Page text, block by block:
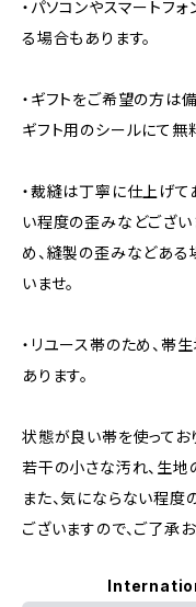
・パソコンやスマートフ
る場合もあります。
・ギフトをご希望の方は
ギフト用のシールにて無
・裁縫は丁寧に仕上げて
い程度の歪みなどござい
め、縫製の歪みなどある
いませ。
・リユース帯のため、帯
あります。
状態が良い帯を使って
若干の小さな汚れ、生地
また、気にならない程
ございますので、ご了承